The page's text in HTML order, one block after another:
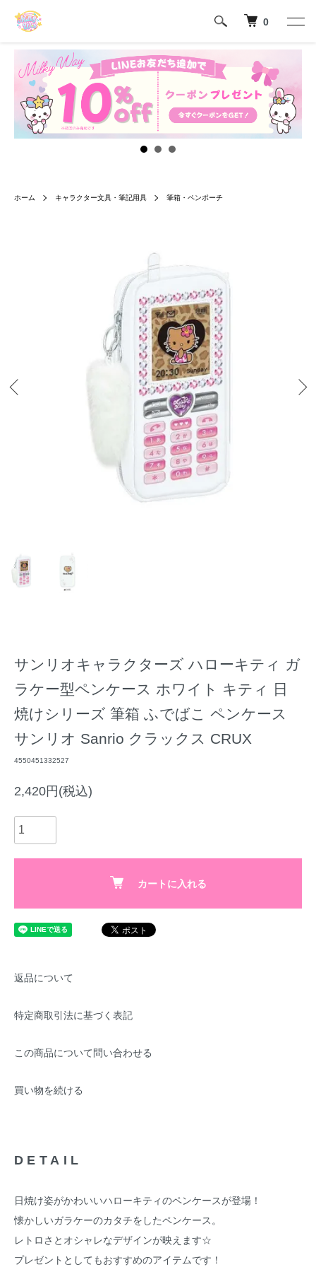
0
ホーム キャラクター文具・筆記用具 筆箱・ペンポーチ
サンリオキャラクターズ ハローキティ ガ
ラケー型ペンケース ホワイト キティ 日
焼けシリーズ 筆箱 ふでばこ ペンケース
サンリオ Sanrio クラックス CRUX
4550451332527
2,420円(税込)
カートに入れる
返品について
特定商取引法に基づく表記
この商品について問い合わせる
買い物を続ける
DETAIL
日焼け姿がかわいいハローキティのペンケースが登場！
懐かしいガラケーのカタチをしたペンケース。
レトロさとオシャレなデザインが映えます☆
プレゼントとしてもおすすめのアイテムです！